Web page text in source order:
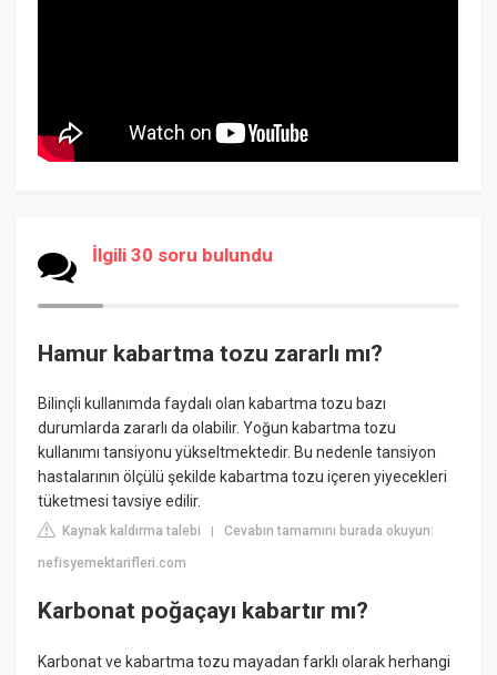
İlgili 30 soru bulundu
Hamur kabartma tozu zararlı mı?
Bilinçli kullanımda faydalı olan kabartma tozu bazı
durumlarda zararlı da olabilir. Yoğun kabartma tozu
kullanımı tansiyonu yükseltmektedir. Bu nedenle tansiyon
hastalarının ölçülü şekilde kabartma tozu içeren yiyecekleri
tüketmesi tavsiye edilir.
Kaynak kaldırma talebi |Cevabın tamamını burada okuyun:
nefisyemektarifleri.com
Karbonat poğaçayı kabartır mı?
Karbonat ve kabartma tozu mayadan farklı olarak herhangi